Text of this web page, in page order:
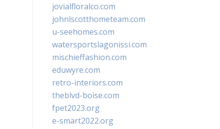
jovialfloralco.com
johnlscotthometeam.com
u-seehomes.com
watersportslagonissi.com
mischieffashion.com
eduwyre.com
retro-interiors.com
theblvd-boise.com
fpet2023.org
e-smart2022.org